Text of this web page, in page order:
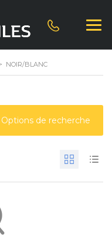
NOIR/BLANC
Options de recherche